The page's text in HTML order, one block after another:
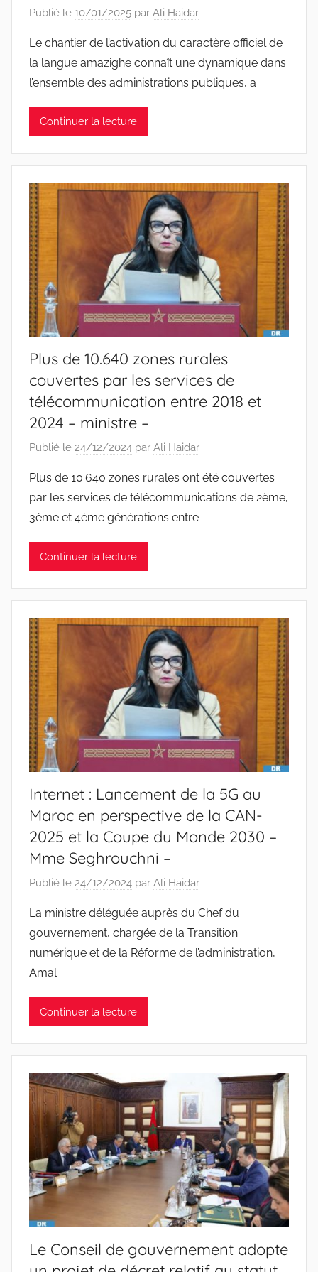
Publié le 10/01/2025 par Ali Haidar
Le chantier de l’activation du caractère officiel de
la langue amazighe connaît une dynamique dans
l’ensemble des administrations publiques, a
Continuer la lecture
Plus de 10.640 zones rurales
couvertes par les services de
télécommunication entre 2018 et
2024 – ministre –
Publié le 24/12/2024 par Ali Haidar
Plus de 10.640 zones rurales ont été couvertes
par les services de télécommunications de 2ème,
3ème et 4ème générations entre
Continuer la lecture
Internet : Lancement de la 5G au
Maroc en perspective de la CAN-
2025 et la Coupe du Monde 2030 –
Mme Seghrouchni –
Publié le 24/12/2024 par Ali Haidar
La ministre déléguée auprès du Chef du
gouvernement, chargée de la Transition
numérique et de la Réforme de l’administration,
Amal
Continuer la lecture
Le Conseil de gouvernement adopte